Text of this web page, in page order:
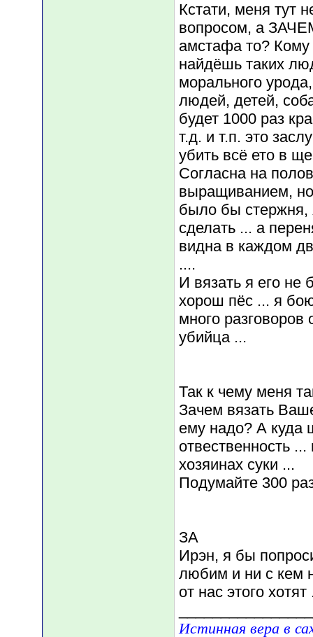
Кстати, меня тут
вопросом, а
амстафа то?
найдёшь таких
морального
людей, детей,
будет 1000 раз
т.д. и т.п. это
убить всё ето в
Согласна на
выращиванием,
было бы стержня,
сделать ... а
видна в каждом
....
И вязать я его не
хорош пёс ... я
много разговоров
убийца ...
Так к чему меня
Зачем вязать
ему надо? А куда
отвественность
хозяинах суки ...
Подумайте 300
ЗА
Ирэн, я бы
любим и ни с кем
от нас этого хотят
Истинная вера в